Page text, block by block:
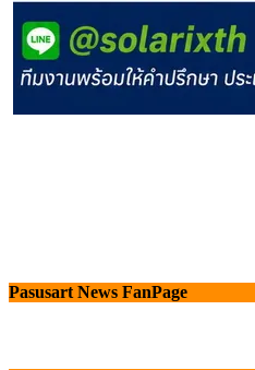
Pasusart News FanPage